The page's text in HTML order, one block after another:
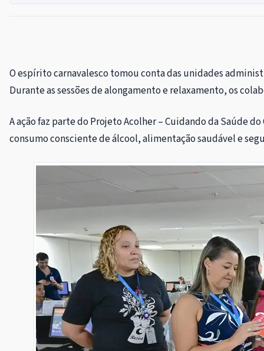
O espírito carnavalesco tomou conta das unidades
Durante as sessões de alongamento e relaxamento, os
A ação faz parte do Projeto Acolher – Cuidando da Saúde
consumo consciente de álcool, alimentação saudável e